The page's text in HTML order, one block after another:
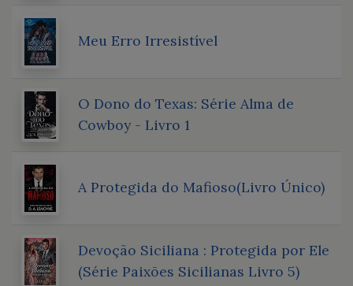
Meu Erro Irresistível
O Dono do Texas: Série Alma de
Cowboy - Livro 1
A Protegida do Mafioso(Livro Único)
Devoção Siciliana : Protegida por Ele
(Série Paixões Sicilianas Livro 5)